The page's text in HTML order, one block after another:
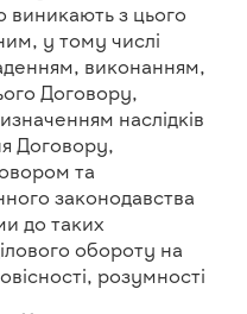
виникають з цього
у тому числі
виконанням,
Договору,
наслідків
Договору,
та
законодавства
до таких
обороту на
розумності